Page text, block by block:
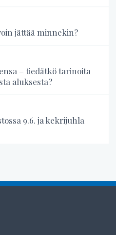
jättää minnekin?
– tiedätkö tarinoita
aluksesta?
9.6. ja kekrijuhla